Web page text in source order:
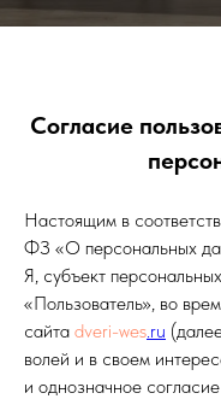
Согласие
Настоящим в
ФЗ «О персональных
Я, субъект
«Пользователь», во
сайта dveri-wes.ru
волей и в своем
и однозначное